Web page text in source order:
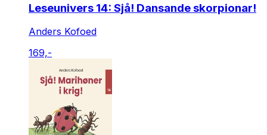
Leseunivers 14: Sjå! Dansande skorpionar!
Anders Kofoed
169,-